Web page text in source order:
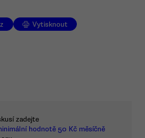
Vytisknout
zadejte
hodnotě 50 Kč měsíčně